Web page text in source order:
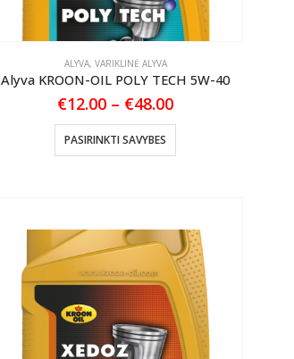
the
product
ALYVA, VARIKLINĖ ALYVA
Alyva KROON-OIL POLY TECH 5W-40
€12.00 – €48.00Price
through
PASIRINKTI SAVYBES
product
The
options
may
be
chosen
on